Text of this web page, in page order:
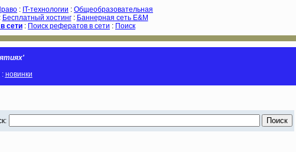
: IT-технологии : Общеобразовательная
: Бесплатный хостинг: Баннерная сеть E&M
сети : Поиск рефератов в сети : Поиск
: новинки